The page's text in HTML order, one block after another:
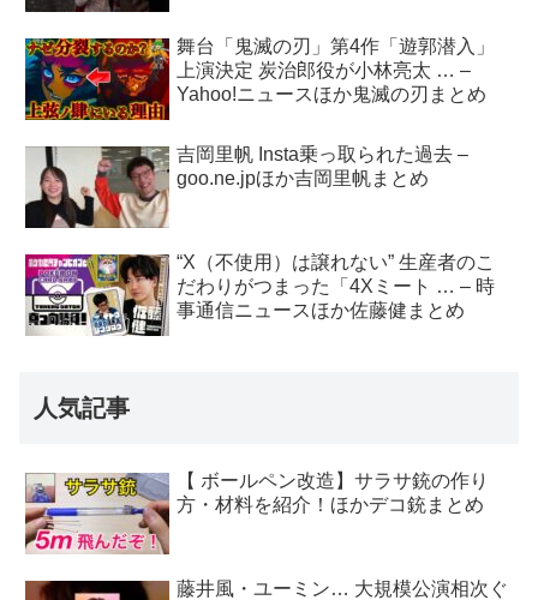
舞台「鬼滅の刃」第4作「遊郭潜入」
上演決定 炭治郎役が小林亮太 … –
Yahoo!ニュースほか鬼滅の刃まとめ
吉岡里帆 Insta乗っ取られた過去 –
goo.ne.jpほか吉岡里帆まとめ
“X（不使用）は譲れない” 生産者のこ
だわりがつまった「4Xミート … – 時
事通信ニュースほか佐藤健まとめ
人気記事
【 ボールペン改造】サラサ銃の作り
方・材料を紹介！ほかデコ銃まとめ
藤井風・ユーミン… 大規模公演相次ぐ